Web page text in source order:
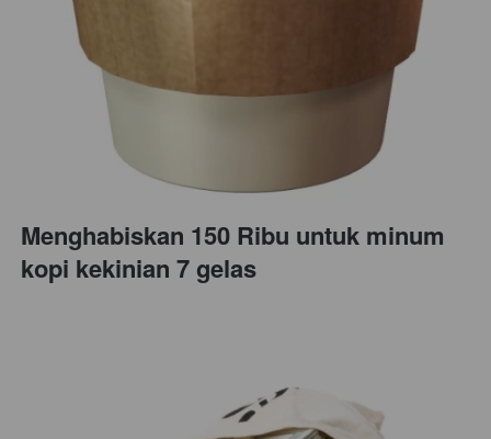
Menghabiskan 150 Ribu untuk minum
kopi kekinian 7 gelas